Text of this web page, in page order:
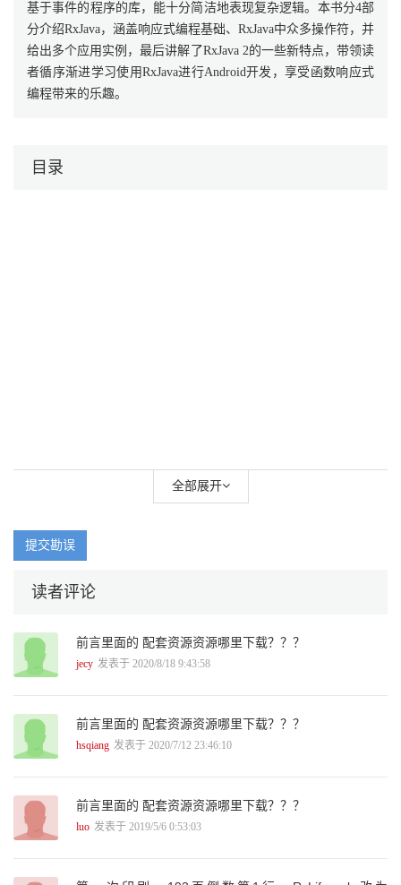
基于事件的程序的库，能十分简洁地表现复杂逻辑。本书分4部
分介绍RxJava，涵盖响应式编程基础、RxJava中众多操作符，并
给出多个应用实例，最后讲解了RxJava 2的一些新特点，带领读
者循序渐进学习使用RxJava进行Android开发，享受函数响应式
编程带来的乐趣。
目录
全部展开
提交勘误
读者评论
前言里面的 配套资源资源哪里下载？？？
jecy 发表于 2020/8/18 9:43:58
前言里面的 配套资源资源哪里下载？？？
hsqiang 发表于 2020/7/12 23:46:10
前言里面的 配套资源资源哪里下载？？？
luo 发表于 2019/5/6 0:53:03